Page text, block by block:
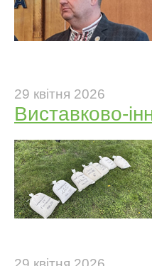
29 квітня 2026
Виставково-